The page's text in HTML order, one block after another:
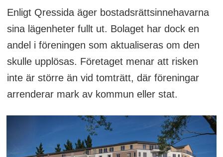
Enligt Qressida äger bostadsrättsinnehavarna
sina lägenheter fullt ut. Bolaget har dock en
andel i föreningen som aktualiseras om den
skulle upplösas. Företaget menar att risken
inte är större än vid tomträtt, där föreningar
arrenderar mark av kommun eller stat.